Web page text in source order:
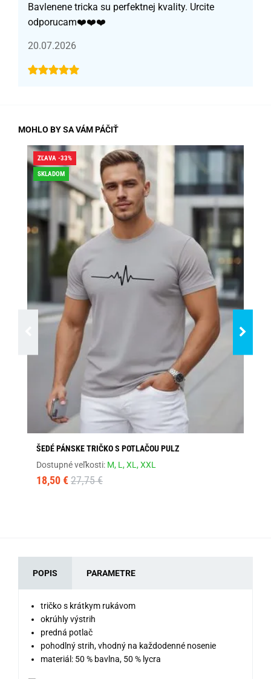
Bavlenene tricka su perfektnej kvality. Urcite
odporucam❤️❤️❤️
20.07.2026
MOHLO BY SA VÁM PÁČIŤ
ZĽAVA -33%
SKLADOM
ŠEDÉ PÁNSKE TRIČKO S POTLAČOU PULZ
Dostupné veľkosti: M, L,XL,XXL
18,50 € 27,75 €
POPIS PARAMETRE
tričko s krátkym rukávom
okrúhly výstrih
predná potlač
pohodlný strih, vhodný na každodenné nosenie
materiál: 50 % bavlna, 50 % lycra